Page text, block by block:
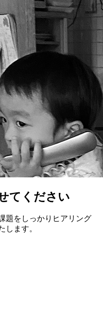
てください
題をしっかりヒアリング
します。